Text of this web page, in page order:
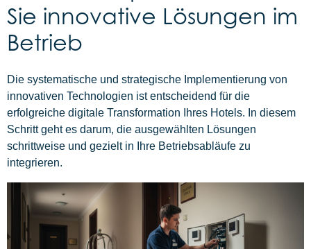
Sie innovative Lösungen im
Betrieb
Die systematische und strategische Implementierung von
innovativen Technologien ist entscheidend für die
erfolgreiche digitale Transformation Ihres Hotels. In diesem
Schritt geht es darum, die ausgewählten Lösungen
schrittweise und gezielt in Ihre Betriebsabläufe zu
integrieren.